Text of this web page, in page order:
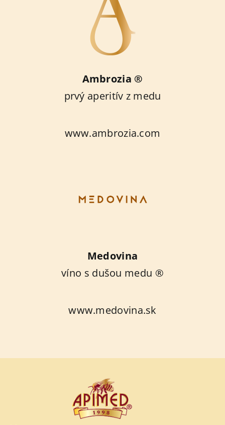
Ambrozia ®
prvý aperitív z medu
www.ambrozia.com
Medovina
víno s dušou medu ®
www.medovina.sk